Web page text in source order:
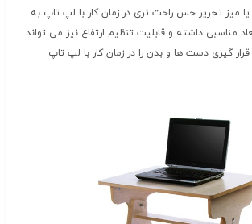
یا میز تحریر حس راحت تری در زمان کار با لپ تاپ به
مناسبی داشته و قابلیت تنظیم ارتفاع نیز می تواند
گیری دست ها و بدن را در زمان کار با لپ تاپ